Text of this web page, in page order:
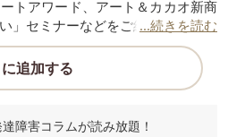
トアワード、アート＆カカオ新商
」セミナーなどをご紹介します。
...続きを読む
に追加する
障害コラムが読み放題！